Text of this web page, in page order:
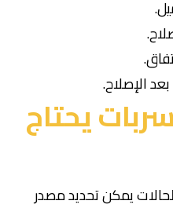
الإصلاح.
يحتاج
يمكن تحديد مصدر